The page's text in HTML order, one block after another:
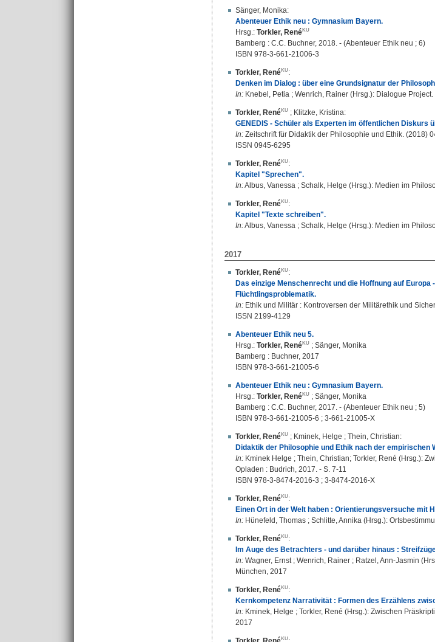
Sänger, Monika:
Abenteuer Ethik neu : Gymnasium Bayern.
Hrsg.: Torkler, René
Bamberg : C.C. Buchner, 2018. - (Abenteuer Ethik neu ; 6)
ISBN 978-3-661-21006-3
Torkler, René
:
Denken im Dialog : über eine Grundsignatur der
In: Knebel, Petia ; Wenrich, Rainer (Hrsg.): Dialogue
Torkler, René ; Klitzke, Kristina:
GENEDIS - Schüler als Experten im öffentlichen Diskurs
In: Zeitschrift für Didaktik der Philosophie und Ethik. (2018)
ISSN 0945-6295
Torkler, René
:
Kapitel "Sprechen".
In:Albus, Vanessa ; Schalk, Helge (Hrsg.): Medien im
Torkler, René
:
Kapitel "Texte schreiben".
In:Albus, Vanessa ; Schalk, Helge (Hrsg.): Medien im
2017
Torkler, René
:
Das einzige Menschenrecht und die Hoffnung auf
Flüchtlingsproblematik.
In: Ethik und Militär : Kontroversen der Militärethik und
ISSN 2199-4129
Abenteuer Ethik neu 5.
Hrsg.: Torkler, René ; Sänger, Monika
Bamberg : Buchner, 2017
ISBN 978-3-661-21005-6
Abenteuer Ethik neu : Gymnasium Bayern.
Hrsg.: Torkler, René ; Sänger, Monika
Bamberg : C.C. Buchner, 2017. - (Abenteuer Ethik neu ; 5)
ISBN 978-3-661-21005-6 ; 3-661-21005-X
Torkler, René ; Kminek, Helge ; Thein, Christian:
Didaktik der Philosophie und Ethik nach der empirischen
In: Kminek Helge ; Thein, Christian; Torkler, René (Hrsg.):
Opladen : Budrich, 2017. - S. 7-11
ISBN 978-3-8474-2016-3 ; 3-8474-2016-X
Torkler, René
:
Einen Ort in der Welt haben : Orientierungsversuche mit
In: Hünefeld, Thomas ; Schlitte, Annika (Hrsg.):
Torkler, René
:
Im Auge des Betrachters - und darüber hinaus :
In: Wagner, Ernst ; Wenrich, Rainer ; Ratzel, Ann-Jasmin
München, 2017
Torkler, René
:
Kernkompetenz Narrativität : Formen des Erzählens
In: Kminek, Helge ; Torkler, René (Hrsg.): Zwischen
2017